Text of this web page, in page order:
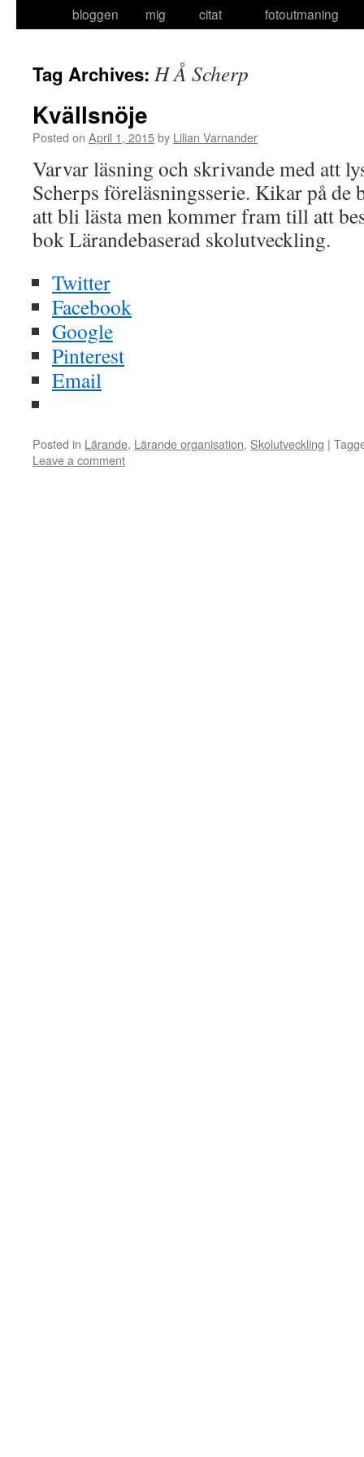
bloggen
mig
citat
fotoutmaning
Tag Archives: H Å Scherp
Kvällsnöje
Posted on April 1, 2015by Lilian Varnander
Varvar läsning och skrivande med att
Scherps föreläsningsserie. Kikar på de
att bli lästa men kommer fram till att
bok Lärandebaserad skolutveckling.
Twitter
Facebook
Google
Pinterest
Email
Posted in Lärande, Lärande organisation, Skolutveckling |
Leave a comment